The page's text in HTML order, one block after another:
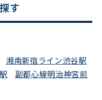
合わせ
す
湘南新宿ライン渋谷駅
副都心線明治神宮前